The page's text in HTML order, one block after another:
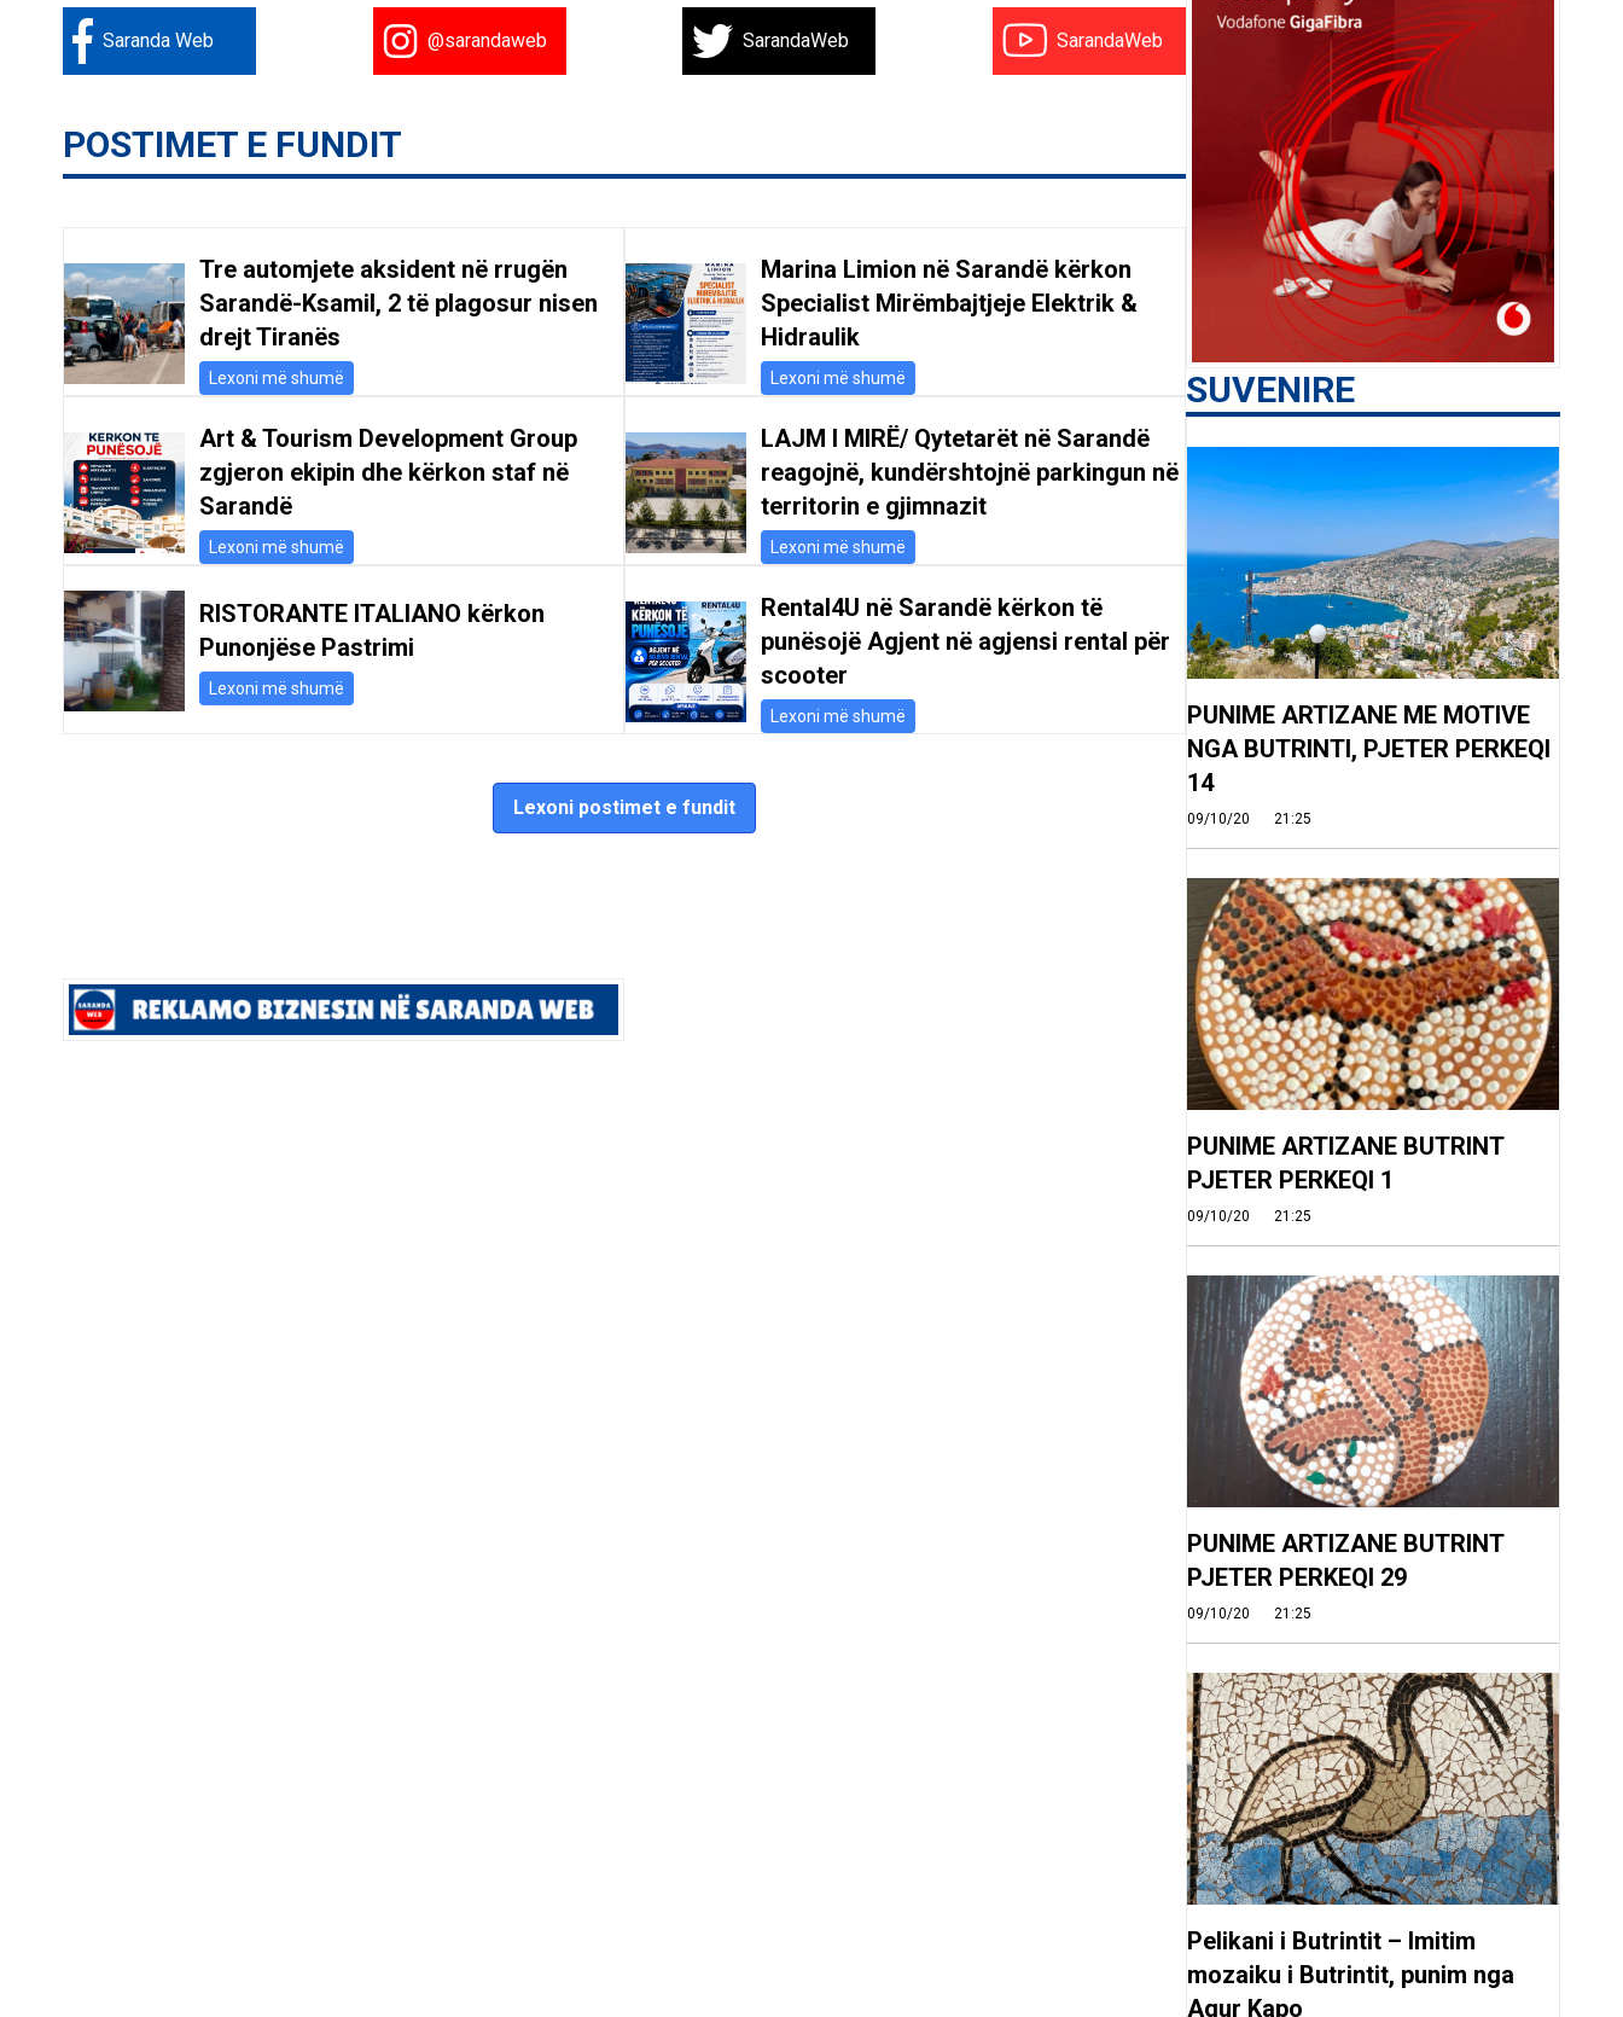
Saranda Web @sarandaweb SarandaWeb SarandaWeb
POSTIMET E FUNDIT
Tre automjete aksident në rrugën
Sarandë-Ksamil, 2 të plagosur nisen
drejt Tiranës
Lexoni më shumë
Marina Limion në Sarandë kërkon
Specialist Mirëmbajtjeje Elektrik &
Hidraulik
Lexoni më shumë
Art & Tourism Development Group
zgjeron ekipin dhe kërkon staf në
Sarandë
Lexoni më shumë
LAJM I MIRË/ Qytetarët në Sarandë
reagojnë, kundërshtojnë parkingun në
territorin e gjimnazit
Lexoni më shumë
RISTORANTE ITALIANO kërkon
Punonjëse Pastrimi
Lexoni më shumë
Rental4U në Sarandë kërkon të
punësojë Agjent në agjensi rental për
scooter
Lexoni më shumë
Lexoni postimet e fundit
SUVENIRE
PUNIME ARTIZANE ME MOTIVE
NGA BUTRINTI, PJETER PERKEQI
14
09/10/20 21:25
PUNIME ARTIZANE BUTRINT
PJETER PERKEQI 1
09/10/20 21:25
PUNIME ARTIZANE BUTRINT
PJETER PERKEQI 29
09/10/20 21:25
Pelikani i Butrintit – Imitim
mozaiku i Butrintit, punim nga
Agur Kapo